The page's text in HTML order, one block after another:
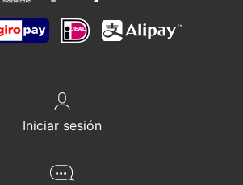
Iniciar sesión